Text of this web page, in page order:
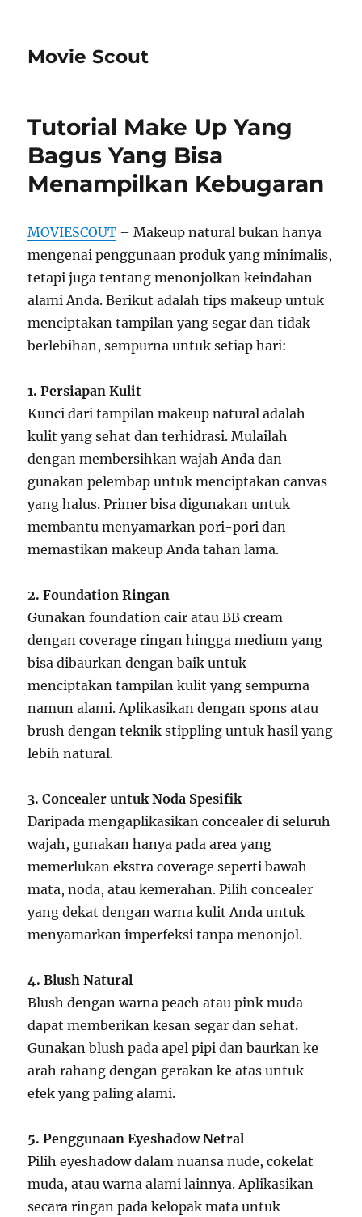
Movie Scout
Tutorial Make Up Yang
Bagus Yang Bisa
Menampilkan Kebugaran
MOVIESCOUT – Makeup natural bukan hanya
mengenai penggunaan produk yang minimalis,
tetapi juga tentang menonjolkan keindahan
alami Anda. Berikut adalah tips makeup untuk
menciptakan tampilan yang segar dan tidak
berlebihan, sempurna untuk setiap hari:
1. Persiapan Kulit
Kunci dari tampilan makeup natural adalah
kulit yang sehat dan terhidrasi. Mulailah
dengan membersihkan wajah Anda dan
gunakan pelembap untuk menciptakan canvas
yang halus. Primer bisa digunakan untuk
membantu menyamarkan pori-pori dan
memastikan makeup Anda tahan lama.
2. Foundation Ringan
Gunakan foundation cair atau BB cream
dengan coverage ringan hingga medium yang
bisa dibaurkan dengan baik untuk
menciptakan tampilan kulit yang sempurna
namun alami. Aplikasikan dengan spons atau
brush dengan teknik stippling untuk hasil yang
lebih natural.
3. Concealer untuk Noda Spesifik
Daripada mengaplikasikan concealer di seluruh
wajah, gunakan hanya pada area yang
memerlukan ekstra coverage seperti bawah
mata, noda, atau kemerahan. Pilih concealer
yang dekat dengan warna kulit Anda untuk
menyamarkan imperfeksi tanpa menonjol.
4. Blush Natural
Blush dengan warna peach atau pink muda
dapat memberikan kesan segar dan sehat.
Gunakan blush pada apel pipi dan baurkan ke
arah rahang dengan gerakan ke atas untuk
efek yang paling alami.
5. Penggunaan Eyeshadow Netral
Pilih eyeshadow dalam nuansa nude, cokelat
muda, atau warna alami lainnya. Aplikasikan
secara ringan pada kelopak mata untuk